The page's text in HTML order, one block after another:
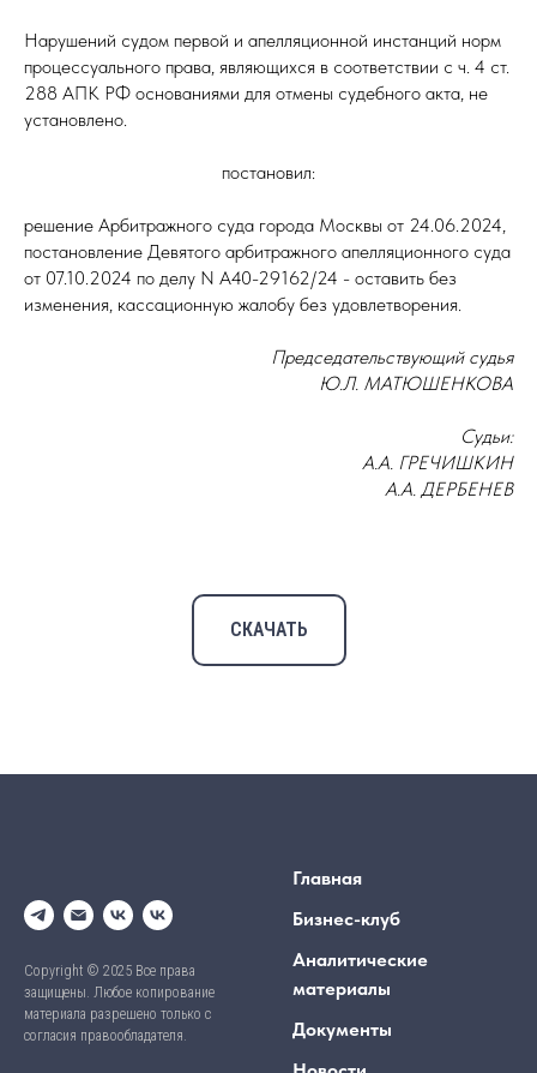
Нарушений судом первой и апелляционной инстанций норм
процессуального права, являющихся в соответствии с ч. 4 ст.
288 АПК РФ основаниями для отмены судебного акта, не
установлено.
постановил:
решение Арбитражного суда города Москвы от 24.06.2024,
постановление Девятого арбитражного апелляционного суда
от 07.10.2024 по делу N А40-29162/24 - оставить без
изменения, кассационную жалобу без удовлетворения.
Председательствующий судья
Ю.Л. МАТЮШЕНКОВА
Судьи:
А.А. ГРЕЧИШКИН
А.А. ДЕРБЕНЕВ
СКАЧАТЬ
Copyright © 2025 Все права
защищены. Любое копирование
материала разрешено только с
согласия правообладателя.
Главная
Бизнес-клуб
Аналитические
материалы
Документы